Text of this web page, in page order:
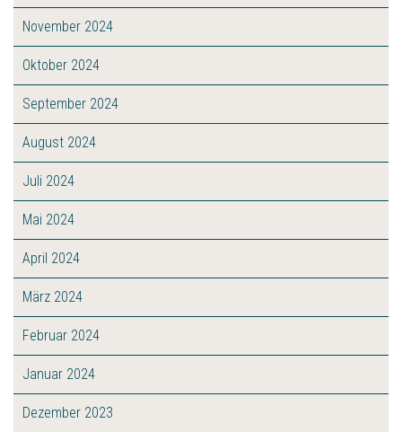
November 2024
Oktober 2024
September 2024
August 2024
Juli 2024
Mai 2024
April 2024
März 2024
Februar 2024
Januar 2024
Dezember 2023